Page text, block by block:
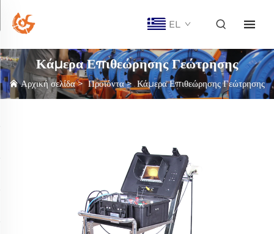
EL
Κάμερα Επιθεώρησης Γεώτρησης
Αρχική σελίδα>Προϊόντα>Κάμερα Επιθεώρησης Γεώτρησης